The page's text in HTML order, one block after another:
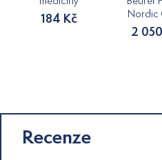
184 Kč
Nordic
2
Recenze